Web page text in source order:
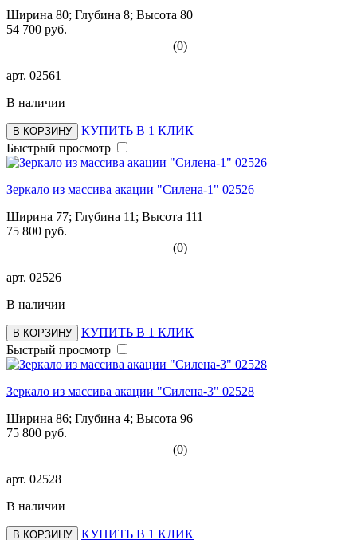
Ширина 80; Глубина 8; Высота 80
54 700 руб.
(0)
арт. 02561
В наличии
В КОРЗИНУ
КУПИТЬ В 1 КЛИК
Быстрый просмотр
Зеркало из массива акации "Силена-1" 02526
Ширина 77; Глубина 11; Высота 111
75 800 руб.
(0)
арт. 02526
В наличии
В КОРЗИНУ
КУПИТЬ В 1 КЛИК
Быстрый просмотр
Зеркало из массива акации "Силена-3" 02528
Ширина 86; Глубина 4; Высота 96
75 800 руб.
(0)
арт. 02528
В наличии
В КОРЗИНУ КУПИТЬ В 1 КЛИК